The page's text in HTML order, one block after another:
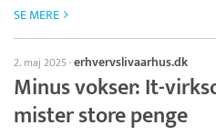
SE MERE
2. maj 2025·erhvervslivaarhus.dk
Minus vokser: It-
mister store penge